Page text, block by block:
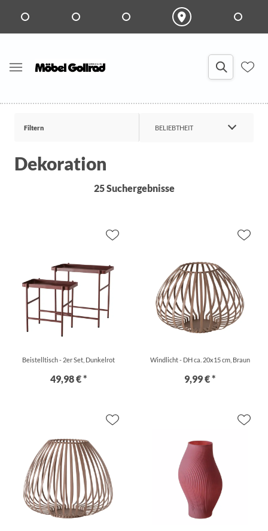
Filtern BELIEBTHEIT
Dekoration
25 Suchergebnisse
Beistelltisch - 2er Set, Dunkelrot
49,98 € *
Windlicht - DH ca. 20x15 cm, Braun
9,99 € *